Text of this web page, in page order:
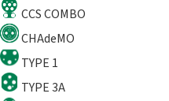
CCS COMBO
CHAdeMO
TYPE 1
TYPE 3A